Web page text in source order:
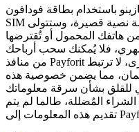
باستخدام بطاقة فودافون
SIM الخاصة بك مع إرسال رسالة نصية قصيرة، وستتولى Payforit
من هاتفك المحمول أو تُقترضها
فلا يُمكنك سحب أرباحك
من منافذ Payforit بنفس الطريقة. مرة أخرى، لا ترتبط Payforit
مما يضمن خصوصية هذه
للقلق بشأن سرقة معلوماتك
المُضللة، طالما لم يتم